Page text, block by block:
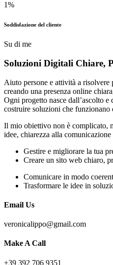
1%
Soddisfazione del cliente
Su di me
Soluzioni Digitali Chiare,
Aiuto persone e attività a
creando una presenza online
Ogni progetto nasce dall’ascolto
costruire soluzioni che funzionano
Il mio obiettivo non è complicato,
idee, chiarezza alla
Gestire e migliorare la tua
Creare un sito web chiaro,
Comunicare in modo
Trasformare le idee in
Email Us
veronicalippo@gmail.com
Make A Call
+39 392 706 9351